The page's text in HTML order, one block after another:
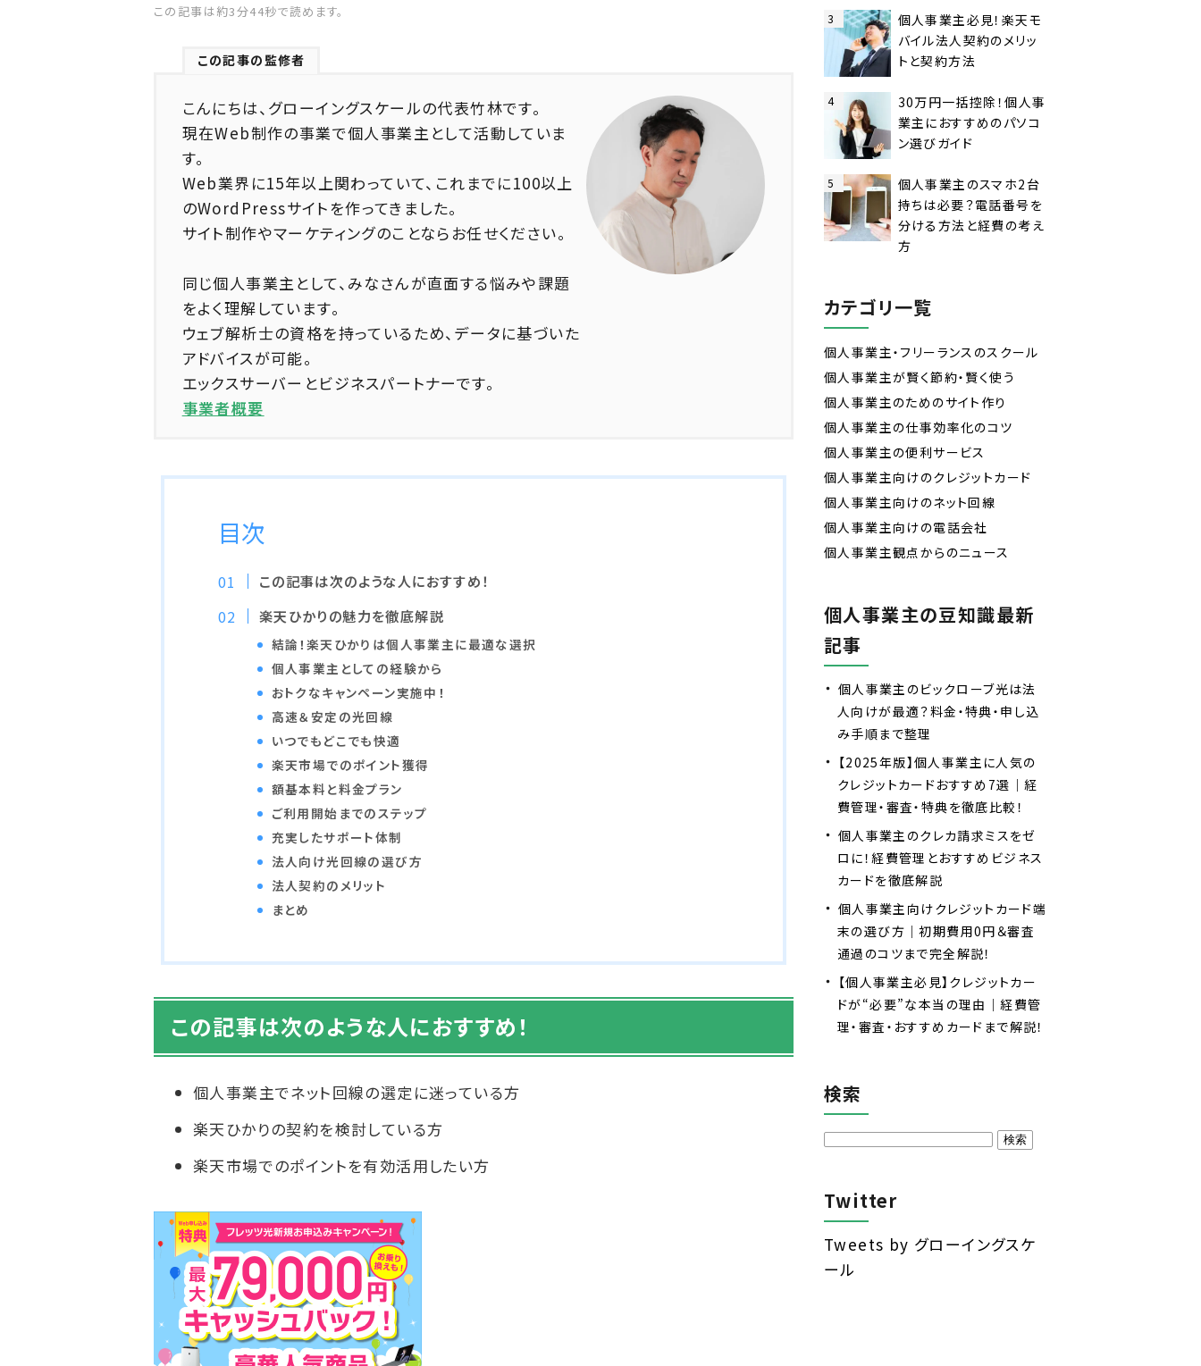
この記事は約3分44秒で読めます。
この記事の監修者
こんにちは、グローイングスケールの代表竹林です。
現在Web制作の事業で個人事業主として活動していま
す。
Web業界に15年以上関わっていて、これまでに100以上
のWordPressサイトを作ってきました。
サイト制作やマーケティングのことならお任せください。
同じ個人事業主として、みなさんが直面する悩みや課題
をよく理解しています。
ウェブ解析士の資格を持っているため、データに基づいた
アドバイスが可能。
エックスサーバーとビジネスパートナーです。
事業者概要
目次
この記事は次のような人におすすめ！
楽天ひかりの魅力を徹底解説
結論！楽天ひかりは個人事業主に最適な選択
個人事業主としての経験から
おトクなキャンペーン実施中！
高速＆安定の光回線
いつでもどこでも快適
楽天市場でのポイント獲得
額基本料と料金プラン
ご利用開始までのステップ
充実したサポート体制
法人向け光回線の選び方
法人契約のメリット
まとめ
この記事は次のような人におすすめ！
個人事業主でネット回線の選定に迷っている方
楽天ひかりの契約を検討している方
楽天市場でのポイントを有効活用したい方
3
個人事業主必見！楽天モ
バイル法人契約のメリッ
トと契約方法
4
30万円一括控除！個人事
業主におすすめのパソコ
ン選びガイド
5
個人事業主のスマホ2台
持ちは必要？電話番号を
分ける方法と経費の考え
方
カテゴリ一覧
個人事業主・フリーランスのスクール
個人事業主が賢く節約・賢く使う
個人事業主のためのサイト作り
個人事業主の仕事効率化のコツ
個人事業主の便利サービス
個人事業主向けのクレジットカード
個人事業主向けのネット回線
個人事業主向けの電話会社
個人事業主観点からのニュース
個人事業主の豆知識最新
記事
個人事業主のビックローブ光は法
人向けが最適？料金・特典・申し込
み手順まで整理
【2025年版】個人事業主に人気の
クレジットカードおすすめ7選｜経
費管理・審査・特典を徹底比較！
個人事業主のクレカ請求ミスをゼ
ロに！経費管理とおすすめビジネス
カードを徹底解説
個人事業主向けクレジットカード端
末の選び方｜初期費用0円＆審査
通過のコツまで完全解説！
【個人事業主必見】クレジットカー
ドが“必要”な本当の理由｜経費管
理・審査・おすすめカードまで解説！
検索
Twitter
Tweets by グローイングスケ
ール